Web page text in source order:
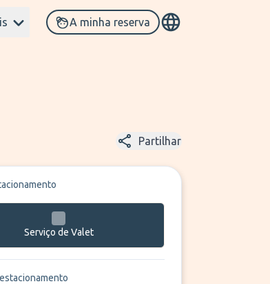
A minha reserva
Partilhar
Serviço de Valet